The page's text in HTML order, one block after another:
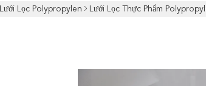
Lưới Lọc Polypropylen Lưới Lọc Thực Phẩm